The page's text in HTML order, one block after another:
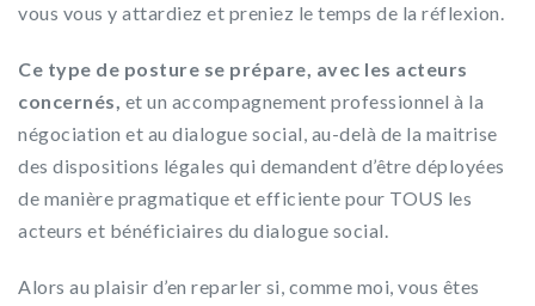
vous vous y attardiez et preniez le temps de la réflexion.
Ce type de posture se prépare, avec les acteurs
concernés, et un accompagnement professionnel à la
négociation et au dialogue social, au-delà de la maitrise
des dispositions légales qui demandent d’être déployées
de manière pragmatique et efficiente pour TOUS les
acteurs et bénéficiaires du dialogue social.
Alors au plaisir d’en reparler si, comme moi, vous êtes